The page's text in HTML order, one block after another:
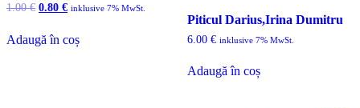
1.00€ Prețul
a
fost:
0.80 €Prețul
0.80 €.
inklusive 7% MwSt.
Adaugă în coș
Piticul Darius,Irina Dumitru
6.00 € inklusive 7% MwSt.
Adaugă în coș